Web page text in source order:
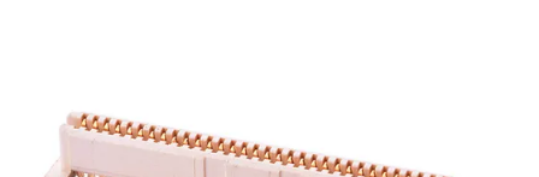
POLICY